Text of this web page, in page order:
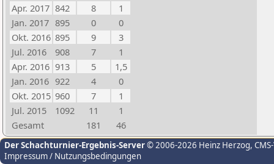
Apr. 2017 842 8
1
Jan. 2017 895 0
0
Okt. 2016 895 9
3
Jul. 2016
908 7
1
Apr. 2016 913 5
1,5
Jan. 2016 922 4
0
Okt. 2015 960 7
1
Jul. 2015
1092 11
1
Gesamt
181 46
Der Schachturnier-Ergebnis-Server© 2006-2026 Heinz Herzog,
Impressum / Nutzungsbedingungen